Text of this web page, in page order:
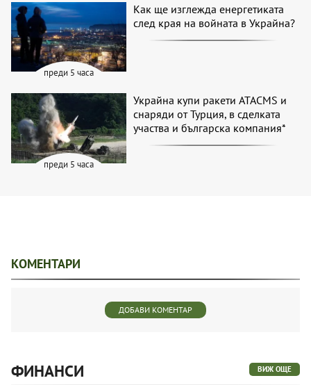
преди 5 часа
Как ще изглежда енергетиката
след края на войната в Украйна?
преди 5 часа
Украйна купи ракети ATACMS и
снаряди от Турция, в сделката
участва и българска компания*
КОМЕНТАРИ
ДОБАВИ КОМЕНТАР
ФИНАНСИ ВИЖ ОЩЕ